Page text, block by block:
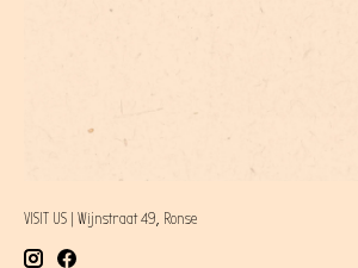
VISIT US | Wijnstraat 49, Ronse